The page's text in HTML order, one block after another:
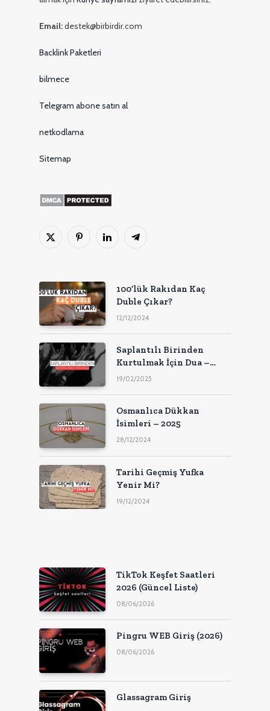
Email:destek@birbirdir.com
Backlink Paketleri
bilmece
Telegram abone satın al
netkodlama
Sitemap
X
Pinterest'inLinkedInTelgraf
100’lük Rakıdan Kaç
Duble Çıkar?
12/12/2024
Saplantılı Birinden
Kurtulmak İçin Dua –
2025
19/02/2025
Osmanlıca Dükkan
İsimleri – 2025
28/12/2024
Tarihi Geçmiş Yufka
Yenir Mi?
19/12/2024
TikTok Keşfet Saatleri
2026 (Güncel Liste)
08/06/2026
Pingru WEB Giriş (2026)
08/06/2026
Glassagram Giriş